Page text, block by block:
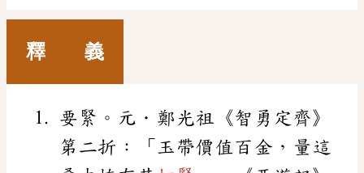
釋 義
要緊。元．鄭光祖《智勇定齊》
第二折：「玉帶價值百金，量這